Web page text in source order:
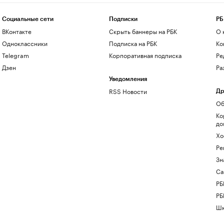
Социальные сети
ВКонтакте
Одноклассники
Telegram
Дзен
Подписки
Скрыть баннеры на РБК
Подписка на РБК
Корпоративная подписка
Уведомления
RSS Новости
О